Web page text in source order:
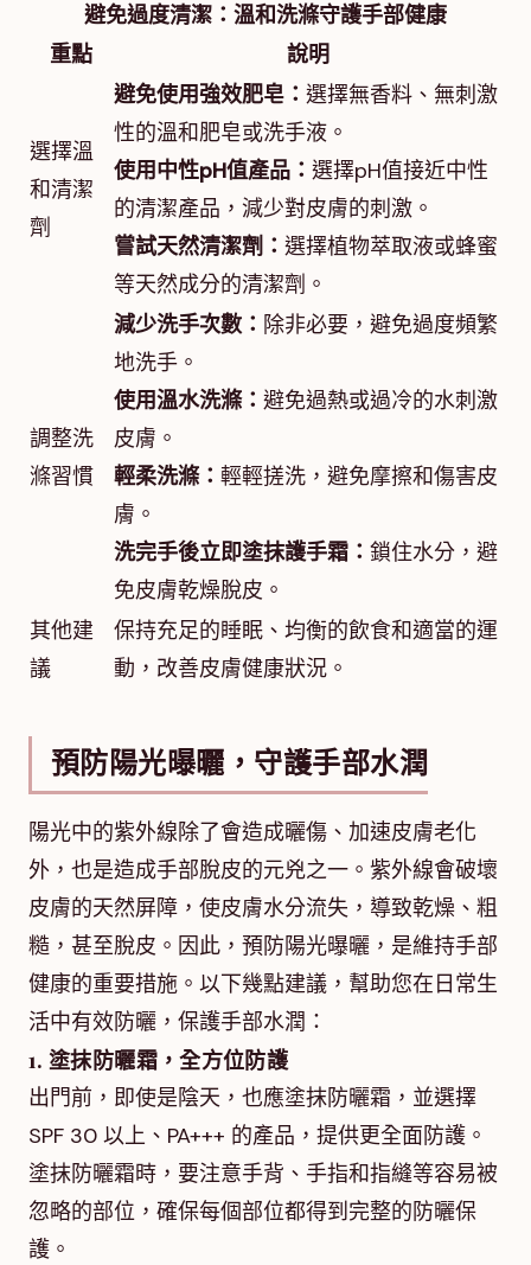
避免過度清潔：溫和洗滌守護手部健康
重點
說明
選擇溫
和清潔
劑
避免使用強效肥皂： 選擇無香料、無刺激
性的溫和肥皂或洗手液。
使用中性pH值產品： 選擇pH值接近中性
的清潔產品，減少對皮膚的刺激。
嘗試天然清潔劑： 選擇植物萃取液或蜂蜜
等天然成分的清潔劑。
調整洗
滌習慣
減少洗手次數： 除非必要，避免過度頻繁
地洗手。
使用溫水洗滌： 避免過熱或過冷的水刺激
皮膚。
輕柔洗滌： 輕輕搓洗，避免摩擦和傷害皮
膚。
洗完手後立即塗抹護手霜： 鎖住水分，避
免皮膚乾燥脫皮。
其他建
議
保持充足的睡眠、均衡的飲食和適當的運
動，改善皮膚健康狀況。
預防陽光曝曬，守護手部水潤
陽光中的紫外線除了會造成曬傷、加速皮膚老化
外，也是造成手部脫皮的元兇之一。紫外線會破壞
皮膚的天然屏障，使皮膚水分流失，導致乾燥、粗
糙，甚至脫皮。因此，預防陽光曝曬，是維持手部
健康的重要措施。以下幾點建議，幫助您在日常生
活中有效防曬，保護手部水潤：
1. 塗抹防曬霜，全方位防護
出門前，即使是陰天，也應塗抹防曬霜，並選擇
SPF 30 以上、PA+++ 的產品，提供更全面防護。
塗抹防曬霜時，要注意手背、手指和指縫等容易被
忽略的部位，確保每個部位都得到完整的防曬保
護。